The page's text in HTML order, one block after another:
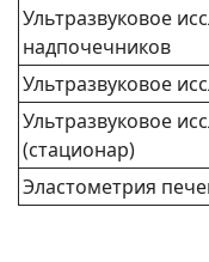
Ультразвуковое
надпочечников
Ультразвуковое
Ультразвуковое
(стационар)
Эластометрия